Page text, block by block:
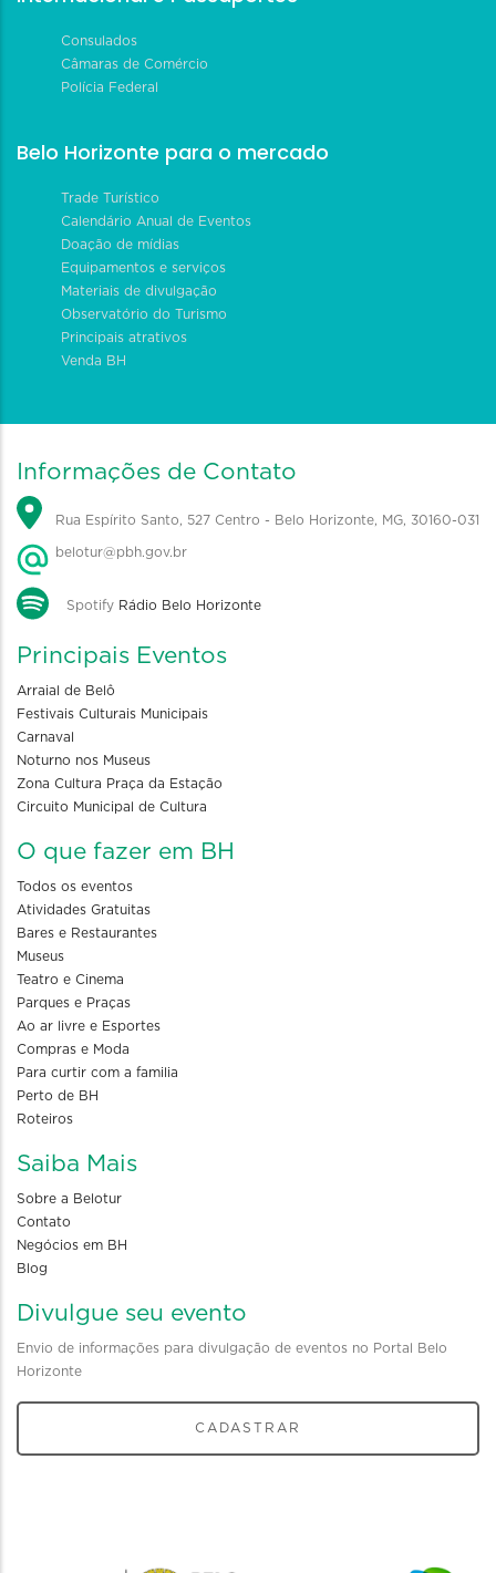
Consulados
Câmaras de Comércio
Polícia Federal
Belo Horizonte para o mercado
Trade Turístico
Calendário Anual de Eventos
Doação de mídias
Equipamentos e serviços
Materiais de divulgação
Observatório do Turismo
Principais atrativos
Venda BH
Informações de Contato
Rua Espírito Santo, 527 Centro - Belo Horizonte, MG, 30160-031
belotur@pbh.gov.br
Spotify Rádio Belo Horizonte
Principais Eventos
Arraial de Belô
Festivais Culturais Municipais
Carnaval
Noturno nos Museus
Zona Cultura Praça da Estação
Circuito Municipal de Cultura
O que fazer em BH
Todos os eventos
Atividades Gratuitas
Bares e Restaurantes
Museus
Teatro e Cinema
Parques e Praças
Ao ar livre e Esportes
Compras e Moda
Para curtir com a familia
Perto de BH
Roteiros
Saiba Mais
Sobre a Belotur
Contato
Negócios em BH
Blog
Divulgue seu evento
Envio de informações para divulgação de eventos no Portal Belo
Horizonte
CADASTRAR